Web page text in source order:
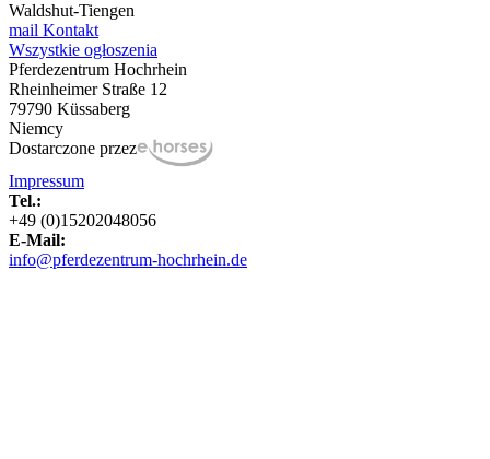
Waldshut-Tiengen
mail Kontakt
Wszystkie ogłoszenia
Pferdezentrum Hochrhein
Rheinheimer Straße 12
79790 Küssaberg
Niemcy
Dostarczone przez
Impressum
Tel.:
+49 (0)15202048056
E-Mail:
info@pferdezentrum-hochrhein.de